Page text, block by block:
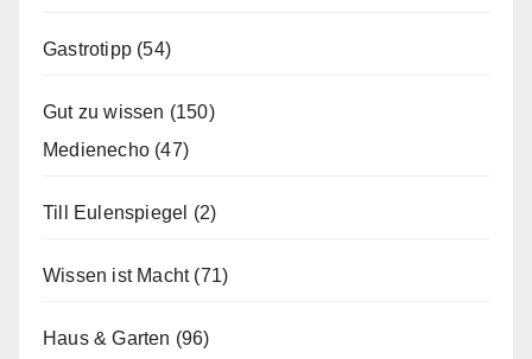
Gastrotipp (54)
Gut zu wissen (150)
Medienecho (47)
Till Eulenspiegel (2)
Wissen ist Macht(71)
Haus & Garten (96)